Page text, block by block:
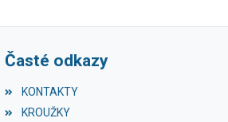
Časté odkazy
KONTAKTY
KROUŽKY